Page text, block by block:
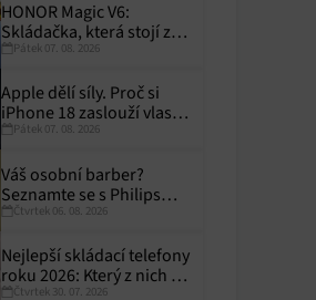
HONOR Magic V6:
Skládačka, která stojí za
toPátek 07. 08. 2026
Apple dělí síly. Proč si
iPhone 18 zaslouží vlastní
termín?
Pátek 07. 08. 2026
Váš osobní barber?
Seznamte se s Philips
i9000 Prestige Ultra
Čtvrtek 06. 08. 2026
Nejlepší skládací telefony
roku 2026: Který z nich si
zaslouží místo ve vaší
Čtvrtek 30. 07. 2026